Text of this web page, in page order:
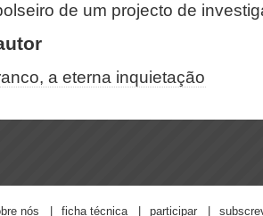
de um projecto de
a eterna inquietação
nós ficha técnica participar